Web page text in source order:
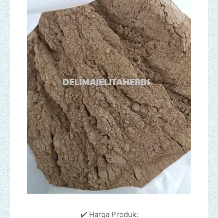
✔️ Harga Produk: